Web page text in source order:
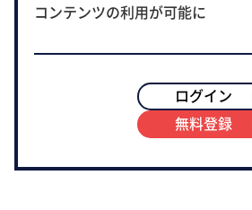
コンテンツの利用が可能に
ログイン
無料登録